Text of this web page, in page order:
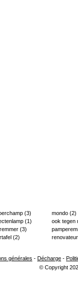
(3)
(1)
(3)
(2)
mondo (2)
ook tegen
générales - Décharge -
© Copyright